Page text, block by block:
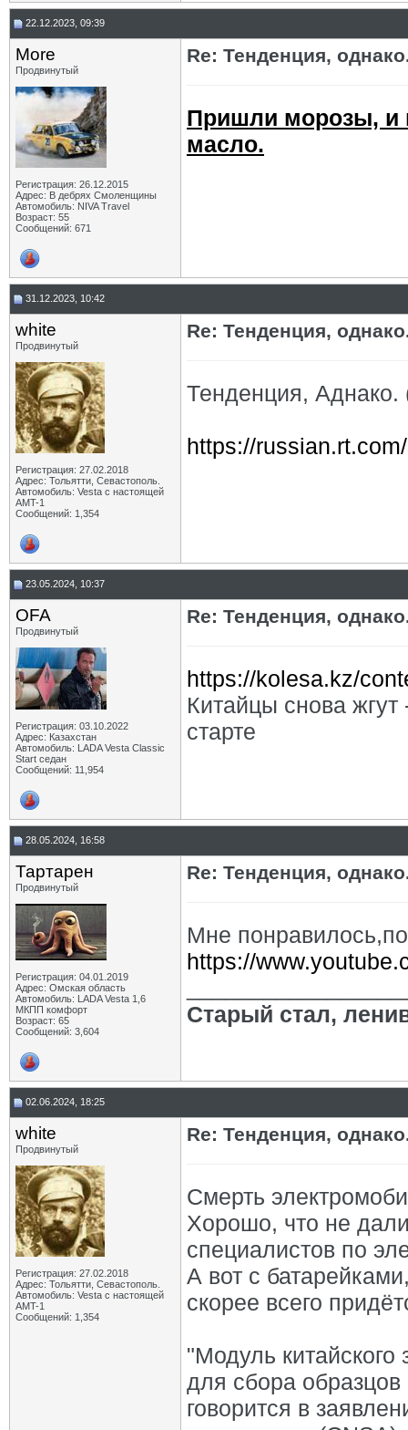
22.12.2023, 09:39
More
Продвинутый
Регистрация: 26.12.2015
Адрес: В дебрях Смоленщины
Автомобиль: NIVA Travel
Возраст: 55
Сообщений: 671
Re: Тенденция,
Пришли морозы, и
масло.
31.12.2023, 10:42
white
Продвинутый
Регистрация: 27.02.2018
Адрес: Тольятти, Севастополь.
Автомобиль: Vesta с настоящей
AMT-1
Сообщений: 1,354
Re: Тенденция,
Тенденция,
https://
23.05.2024, 10:37
OFA
Продвинутый
Регистрация: 03.10.2022
Адрес: Казахстан
Автомобиль: LADA Vesta Classic
Start седан
Сообщений: 11,954
Re: Тенденция,
https://kolesa.kz/
Китайцы снова
старте
28.05.2024, 16:58
Тартарен
Продвинутый
Регистрация: 04.01.2019
Адрес: Омская область
Автомобиль: LADA Vesta 1,6
МКПП комфорт
Возраст: 65
Сообщений: 3,604
Re: Тенденция,
Мне
https://
Старый стал,
02.06.2024, 18:25
white
Продвинутый
Регистрация: 27.02.2018
Адрес: Тольятти, Севастополь.
Автомобиль: Vesta с настоящей
AMT-1
Сообщений: 1,354
Re: Тенденция,
Смерть
Хорошо, что не
специалистов по
А вот с
скорее всего
"Модуль
для сбора
говорится в